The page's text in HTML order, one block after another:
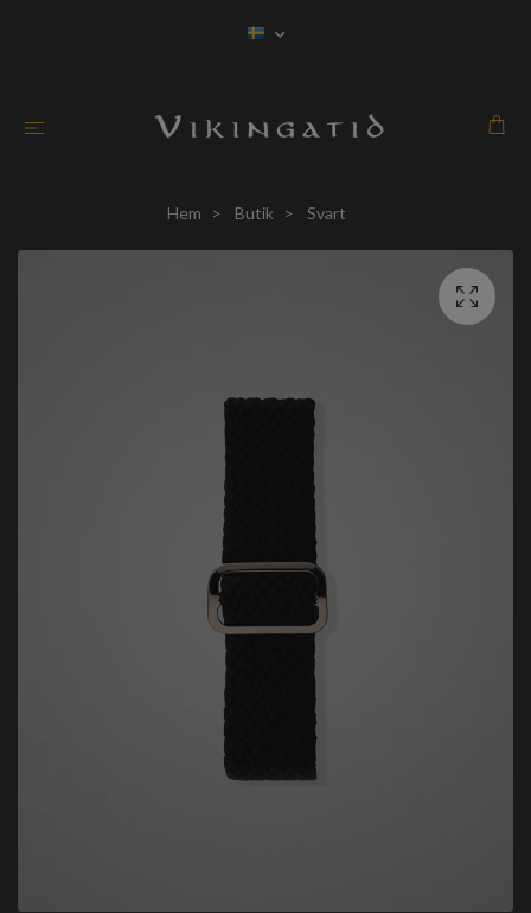
Hem Butik Svart